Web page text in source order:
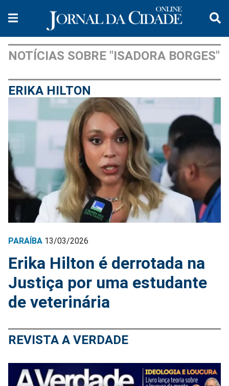
NOTÍCIAS SOBRE "ISADORA BORGES"
ERIKA HILTON
PARAÍBA 13/03/2026
Erika Hilton é derrotada na
Justiça por uma estudante
de veterinária
REVISTA A VERDADE